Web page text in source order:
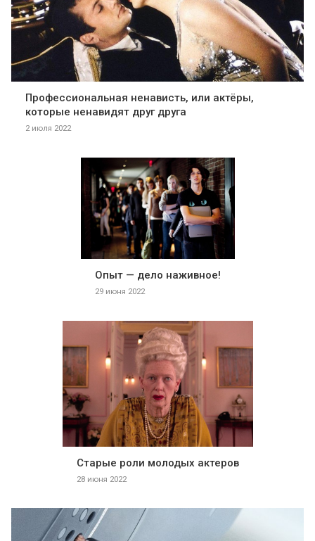
Профессиональная ненависть, или актёры,
которые ненавидят друг друга
2 июля 2022
Опыт — дело наживное!
29 июня 2022
Старые роли молодых актеров
28 июня 2022